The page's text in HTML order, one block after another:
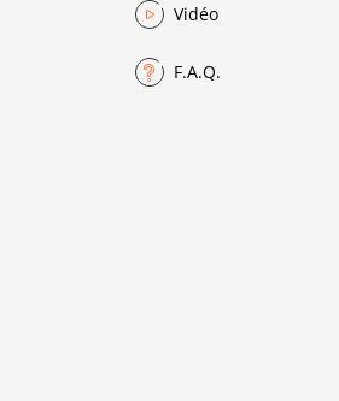
Vidéo
F.A.Q.